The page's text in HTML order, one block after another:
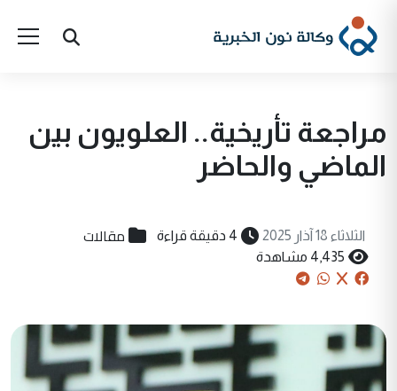
مراجعة تأريخية.. العلويون بين
الماضي والحاضر
الثلاثاء 18 آذار 2025 4 دقيقة قراءة مقالات
4,435 مشاهدة